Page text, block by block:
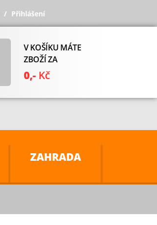
Přihlášení
V KOŠÍKU MÁTE
ZBOŽÍ ZA
0,- Kč
ZAHRADA